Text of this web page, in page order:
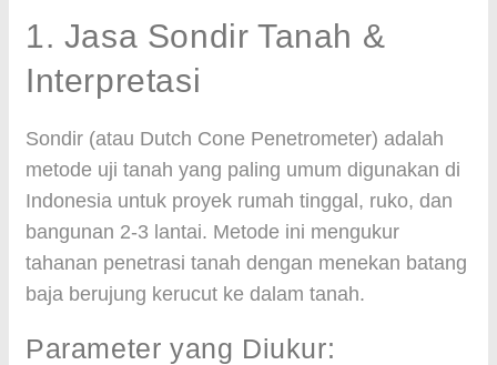
1. Jasa Sondir Tanah &
Interpretasi
Sondir (atau Dutch Cone Penetrometer) adalah
metode uji tanah yang paling umum digunakan di
Indonesia untuk proyek rumah tinggal, ruko, dan
bangunan 2-3 lantai. Metode ini mengukur
tahanan penetrasi tanah dengan menekan batang
baja berujung kerucut ke dalam tanah.
Parameter yang Diukur: